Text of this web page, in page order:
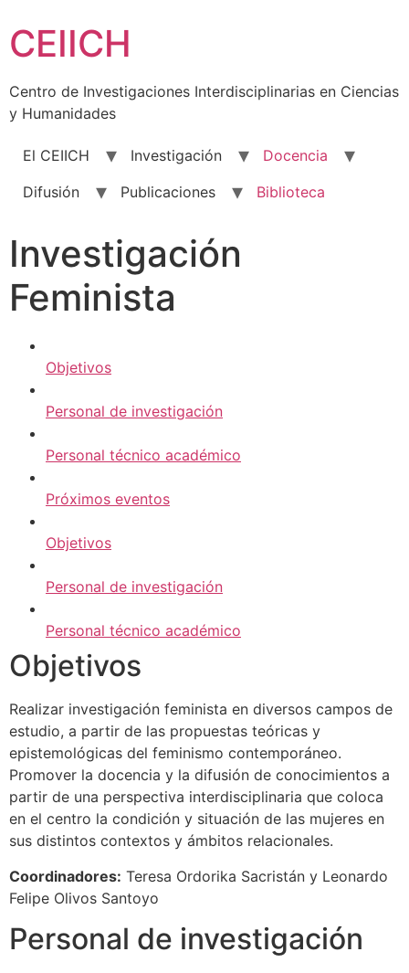
to
content
CEIICH
Centro de Investigaciones Interdisciplinarias en Ciencias
y Humanidades
El CEIICH Investigación
Docencia
Difusión
Publicaciones Biblioteca
Investigación
Feminista
Objetivos
Personal de investigación
Personal técnico académico
Próximos eventos
Objetivos
Personal de investigación
Personal técnico académico
Objetivos
Realizar investigación feminista en diversos campos de
estudio, a partir de las propuestas teóricas y
epistemológicas del feminismo contemporáneo.
Promover la docencia y la difusión de conocimientos a
partir de una perspectiva interdisciplinaria que coloca
en el centro la condición y situación de las mujeres en
sus distintos contextos y ámbitos relacionales.
Coordinadores: Teresa Ordorika Sacristán y Leonardo
Felipe Olivos Santoyo
Personal de investigación​